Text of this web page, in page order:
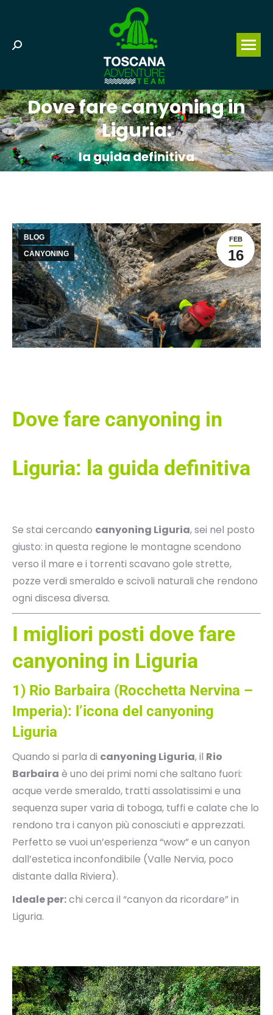
Search:
Dove fare canyoning in
Liguria:
la guida definitiva
You are here:
FEB
16
BLOG
CANYONING
Dove fare canyoning in
Liguria: la guida definitiva
Se stai cercando canyoning Liguria, sei nel posto
giusto: in questa regione le montagne scendono
verso il mare e i torrenti scavano gole strette,
pozze verdi smeraldo e scivoli naturali che rendono
ogni discesa diversa.
I migliori posti dove fare
canyoning in Liguria
1) Rio Barbaira (Rocchetta Nervina –
Imperia): l’icona del canyoning
Liguria
Quando si parla di canyoning Liguria, il Rio
Barbaira è uno dei primi nomi che saltano fuori:
acque verde smeraldo, tratti assolatissimi e una
sequenza super varia di toboga, tuffi e calate che lo
rendono tra i canyon più conosciuti e apprezzati.
Perfetto se vuoi un’esperienza “wow” e un canyon
dall’estetica inconfondibile (Valle Nervia, poco
distante dalla Riviera).
Ideale per:chi cerca il “canyon da ricordare” in
Liguria.